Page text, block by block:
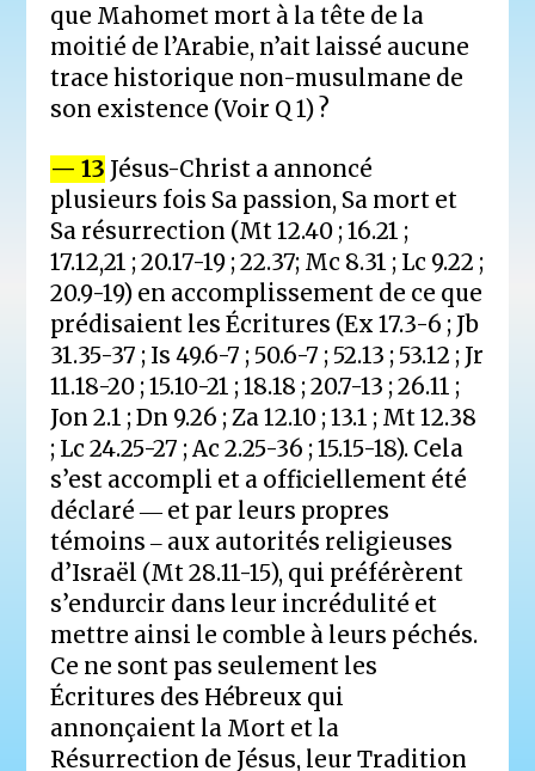
que Mahomet mort à la tête de la
moitié de l’Arabie, n’ait laissé aucune
trace historique non-musulmane de
son existence (Voir Q 1) ?
— 13 Jésus-Christ a annoncé
plusieurs fois Sa passion, Sa mort et
Sa résurrection (Mt 12.40 ; 16.21 ;
17.12,21 ; 20.17-19 ; 22.37; Mc 8.31 ; Lc 9.22 ;
20.9-19) en accomplissement de ce que
prédisaient les Écritures (Ex 17.3-6 ; Jb
31.35-37 ; Is 49.6-7 ; 50.6-7 ; 52.13 ; 53.12 ; Jr
11.18-20 ; 15.10-21 ; 18.18 ; 20.7-13 ; 26.11 ;
Jon 2.1 ; Dn 9.26 ; Za 12.10 ; 13.1 ; Mt 12.38
; Lc 24.25-27 ; Ac 2.25-36 ; 15.15-18). Cela
s’est accompli et a officiellement été
déclaré ― et par leurs propres
témoins ‒ aux autorités religieuses
d’Israël (Mt 28.11-15), qui préférèrent
s’endurcir dans leur incrédulité et
mettre ainsi le comble à leurs péchés.
Ce ne sont pas seulement les
Écritures des Hébreux qui
annonçaient la Mort et la
Résurrection de Jésus, leur Tradition